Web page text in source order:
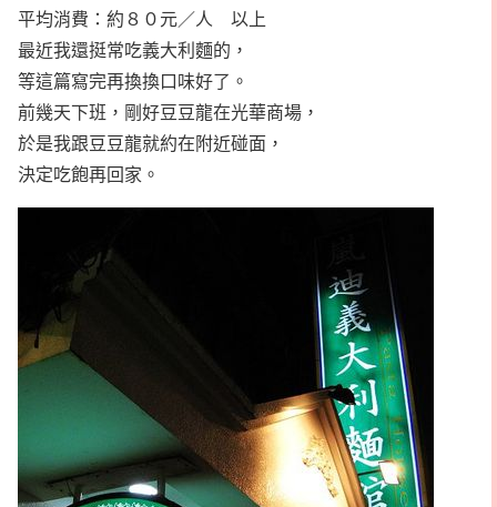
平均消費：約８０元／人 以上
最近我還挺常吃義大利麵的，
等這篇寫完再換換口味好了。
前幾天下班，剛好豆豆龍在光華商場，
於是我跟豆豆龍就約在附近碰面，
決定吃飽再回家。